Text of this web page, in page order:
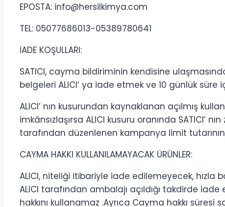
EPOSTA: info@hersilkimya.com
TEL: 05077686013-05389780641
İADE KOŞULLARI:
SATICI, cayma bildiriminin kendisine
belgeleri ALICI’ ya iade etmek ve 10 günlük
ALICI’ nın kusurundan kaynaklanan açılmış
imkânsızlaşırsa ALICI kusuru oranında SATICI’
tarafından düzenlenen kampanya limit
CAYMA HAKKI KULLANILAMAYACAK ÜRÜNLER:
ALICI, niteliği itibariyle iade edilemeyecek,
ALICI tarafından ambalajı açıldığı takdirde
hakkını kullanamaz .Ayrıca Cayma hakkı